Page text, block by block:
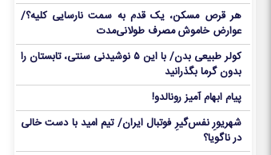
هر قرص مسکن، یک قدم به سمت نارسایی کلیه؟/
عوارض خاموش مصرف طولانی‌مدت
کولر طبیعی بدن/ با این ۵ نوشیدنی سنتی، تابستان را
بدون گرما بگذرانید
پیام ابهام آمیز رونالدو!
شهریورِ نفس‌گیرِ فوتبال ایران/ تیم امید با دست خالی
در ناگویا؟